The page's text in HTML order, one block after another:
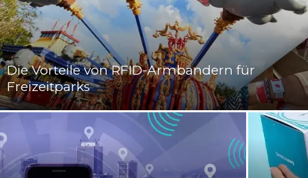
Die Vorteile von RFID-Armbändern für
Freizeitparks